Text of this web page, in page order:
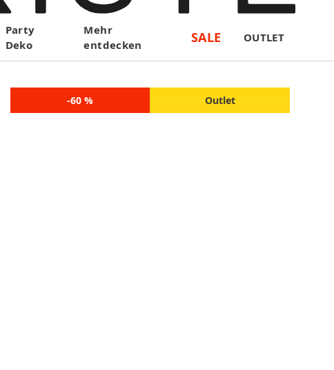
Party
Deko
Mehr
entdecken
SALE OUTLET
-60 % Outlet